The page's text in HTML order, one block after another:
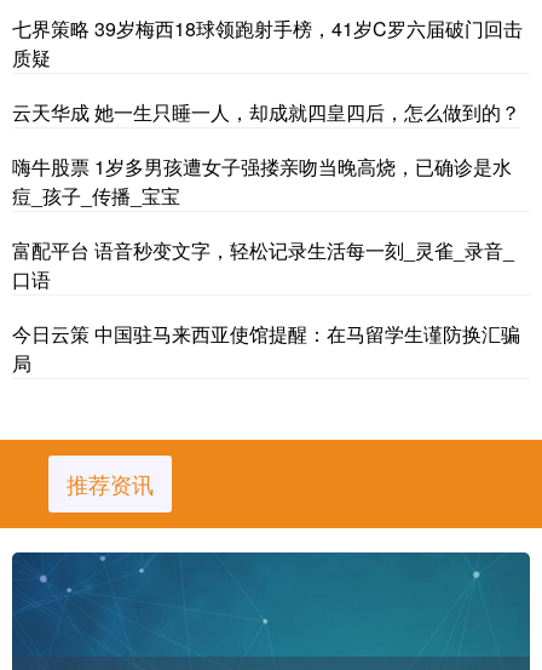
七界策略 39岁梅西18球领跑射手榜，41岁C罗六届破门回击
质疑
云天华成 她一生只睡一人，却成就四皇四后，怎么做到的？
嗨牛股票 1岁多男孩遭女子强搂亲吻当晚高烧，已确诊是水
痘_孩子_传播_宝宝
富配平台 语音秒变文字，轻松记录生活每一刻_灵雀_录音_
口语
今日云策 中国驻马来西亚使馆提醒：在马留学生谨防换汇骗
局
推荐资讯